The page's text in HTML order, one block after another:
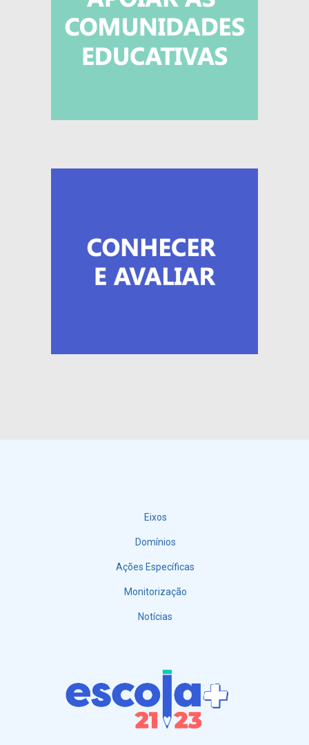
Eixos
Domínios
Ações Específicas
Monitorização
Notícias